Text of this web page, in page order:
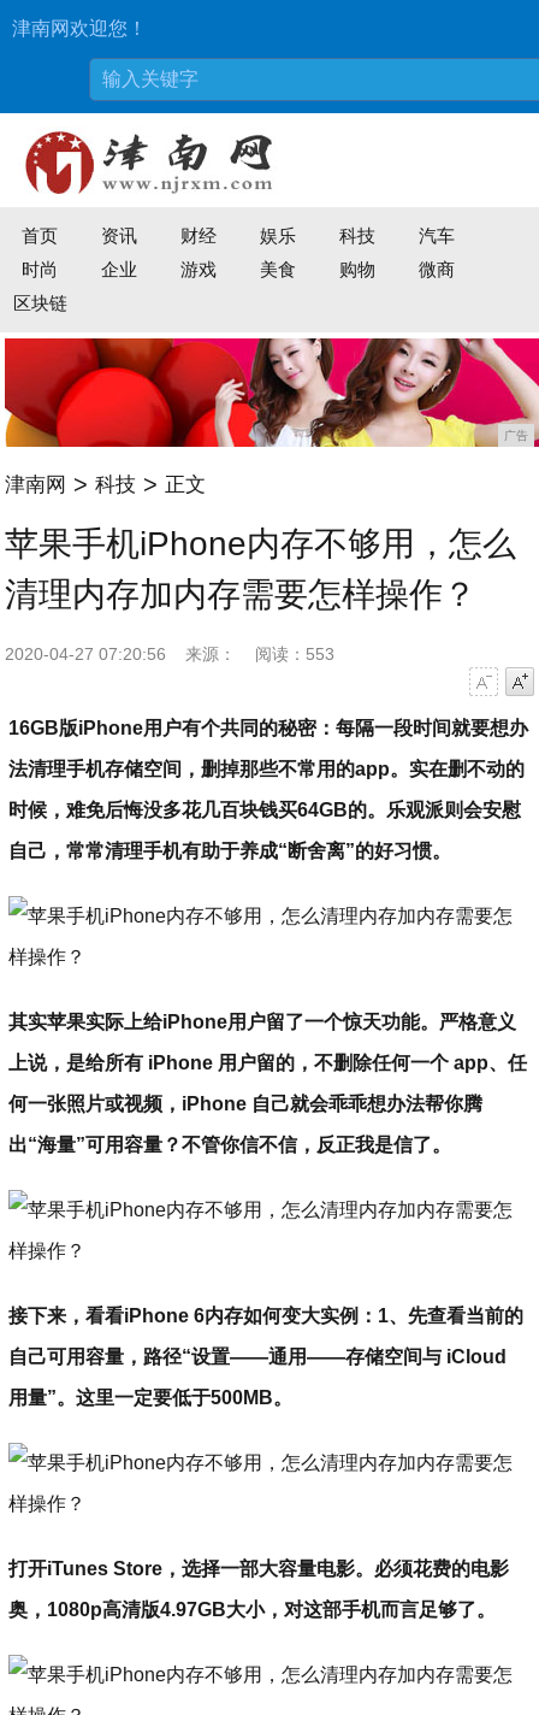
津南网欢迎您！
首页 资讯 财经 娱乐 科技
汽车
时尚
企业 游戏 美食 购物
微商
区块链
广告
津南网 > 科技 > 正文
苹果手机iPhone内存不够用，怎么
清理内存加内存需要怎样操作？
2020-04-27 07:20:56 来源：
阅读：553
16GB版iPhone用户有个共同的秘密：每隔一段时间就要想办
法清理手机存储空间，删掉那些不常用的app。实在删不动的
时候，难免后悔没多花几百块钱买64GB的。乐观派则会安慰
自己，常常清理手机有助于养成“断舍离”的好习惯。
其实苹果实际上给iPhone用户留了一个惊天功能。严格意义
上说，是给所有 iPhone 用户留的，不删除任何一个 app、任
何一张照片或视频，iPhone 自己就会乖乖想办法帮你腾
出“海量”可用容量？不管你信不信，反正我是信了。
接下来，看看iPhone 6内存如何变大实例：1、先查看当前的
自己可用容量，路径“设置——通用——存储空间与 iCloud
用量”。这里一定要低于500MB。
打开iTunes Store，选择一部大容量电影。必须花费的电影
奥，1080p高清版4.97GB大小，对这部手机而言足够了。